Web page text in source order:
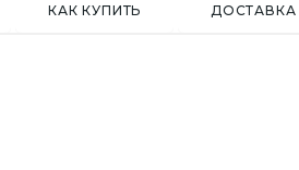
КАК КУПИТЬ ДОСТАВКА